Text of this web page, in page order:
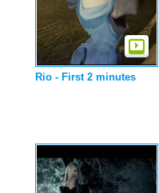
Rio - First 2 minutes